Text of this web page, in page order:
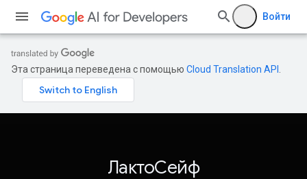
Войти
Эта страница переведена с помощью Cloud Translation API
ЛактоСейф